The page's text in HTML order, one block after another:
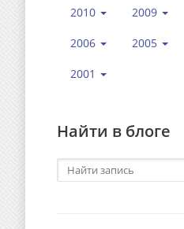
2010 2009
2006 2005
2001
Найти в блоге